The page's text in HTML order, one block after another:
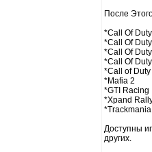
После
*Call Of Duty
*Call Of
*Call Of
*Call Of
*Call of
*Mafia 2
*GTI Racing
*Xpand
Доступны
других.